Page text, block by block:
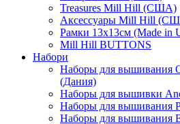
Treasures Mill Hill (США)
Аксессуары Mill Hill
Рамки 13х13см (Made in
Mill Hill BUTTONS
Набори
Наборы для вышивания
(Дания)
Наборы для вышивки
Наборы для вышивания
Наборы для вышивания